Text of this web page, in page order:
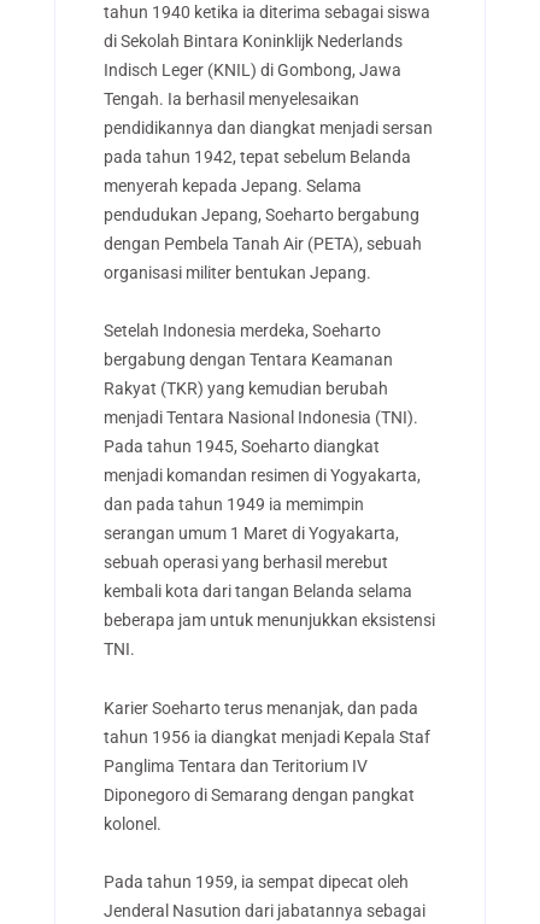
tahun 1940 ketika ia diterima sebagai siswa
di Sekolah Bintara Koninklijk Nederlands
Indisch Leger (KNIL) di Gombong, Jawa
Tengah. Ia berhasil menyelesaikan
pendidikannya dan diangkat menjadi sersan
pada tahun 1942, tepat sebelum Belanda
menyerah kepada Jepang. Selama
pendudukan Jepang, Soeharto bergabung
dengan Pembela Tanah Air (PETA), sebuah
organisasi militer bentukan Jepang.
Setelah Indonesia merdeka, Soeharto
bergabung dengan Tentara Keamanan
Rakyat (TKR) yang kemudian berubah
menjadi Tentara Nasional Indonesia (TNI).
Pada tahun 1945, Soeharto diangkat
menjadi komandan resimen di Yogyakarta,
dan pada tahun 1949 ia memimpin
serangan umum 1 Maret di Yogyakarta,
sebuah operasi yang berhasil merebut
kembali kota dari tangan Belanda selama
beberapa jam untuk menunjukkan eksistensi
TNI.
Karier Soeharto terus menanjak, dan pada
tahun 1956 ia diangkat menjadi Kepala Staf
Panglima Tentara dan Teritorium IV
Diponegoro di Semarang dengan pangkat
kolonel.
Pada tahun 1959, ia sempat dipecat oleh
Jenderal Nasution dari jabatannya sebagai